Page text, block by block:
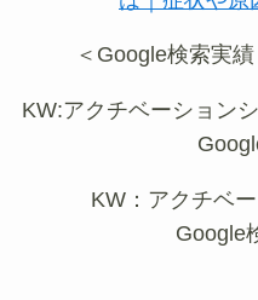
＜Google検索実
KW:アクチベーション
KW：アクチベ
Google